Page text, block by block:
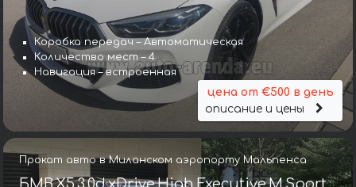
Коробка передач – Автоматическая
Количество мест – 4
Навигация – встроенная
цена от €500 в день
описание и цены
Прокат авто в Миланском аэропорту Мальпенса
БМВ X5 3.0d xDrive High Executive M Sport